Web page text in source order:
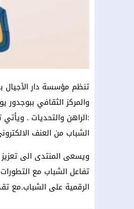
تنظم مؤسسة دار الأجيال
:الراهن والتحديات .
الشباب من العنف
ويسعى المنتدى الى
تفاعل الشباب مع التطورات
الرقمية على الشباب.مع